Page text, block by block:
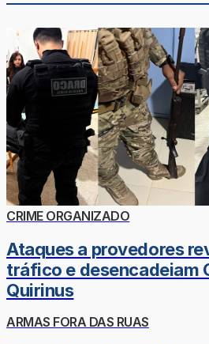
CRIME ORGANIZADO
Ataques a provedores
tráfico e desencadeiam
Quirinus
ARMAS FORA DAS RUAS